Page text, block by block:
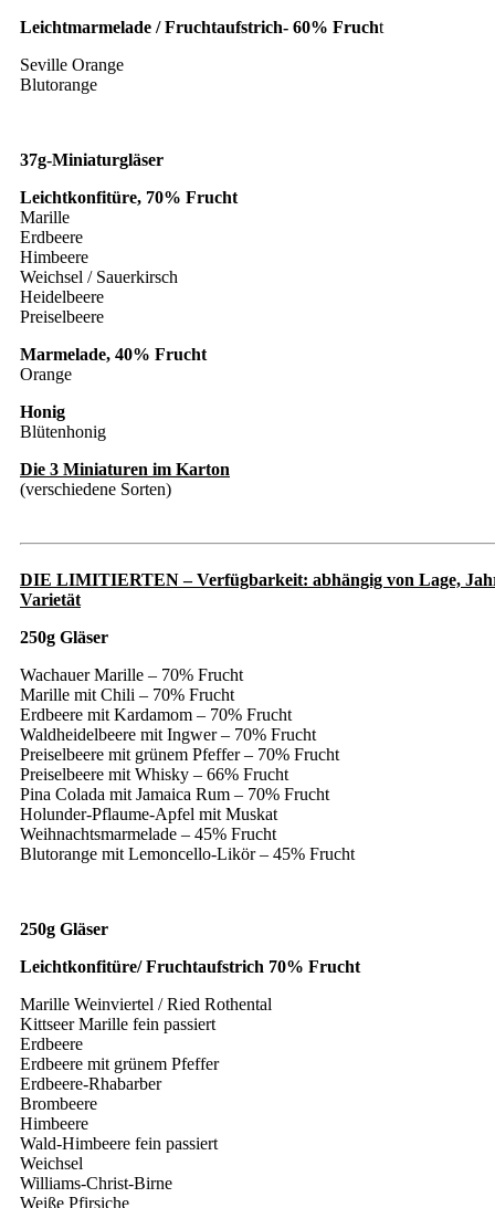
Leichtmarmelade / Fruchtaufstrich- 60% Frucht
Seville Orange
Blutorange
37g-Miniaturgläser
Leichtkonfitüre, 70% Frucht
Marille
Erdbeere
Himbeere
Weichsel / Sauerkirsch
Heidelbeere
Preiselbeere
Marmelade, 40% Frucht
Orange
Honig
Blütenhonig
Die 3 Miniaturen im Karton
(verschiedene Sorten)
DIE LIMITIERTEN – Verfügbarkeit: abhängig von Lage,
Varietät
250g Gläser
Wachauer Marille – 70% Frucht
Marille mit Chili – 70% Frucht
Erdbeere mit Kardamom – 70% Frucht
Waldheidelbeere mit Ingwer – 70% Frucht
Preiselbeere mit grünem Pfeffer – 70% Frucht
Preiselbeere mit Whisky – 66% Frucht
Pina Colada mit Jamaica Rum – 70% Frucht
Holunder-Pflaume-Apfel mit Muskat
Weihnachtsmarmelade – 45% Frucht
Blutorange mit Lemoncello-Likör – 45% Frucht
250g Gläser
Leichtkonfitüre/ Fruchtaufstrich 70% Frucht
Marille Weinviertel / Ried Rothental
Kittseer Marille fein passiert
Erdbeere
Erdbeere mit grünem Pfeffer
Erdbeere-Rhabarber
Brombeere
Himbeere
Wald-Himbeere fein passiert
Weichsel
Williams-Christ-Birne
Weiße Pfirsiche